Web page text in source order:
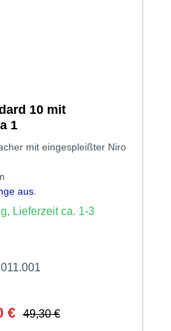
10 mit
1
mit eingespleißter Niro
aus.
Lieferzeit ca. 1-3
€ Regulärer Preis:
49,30 €